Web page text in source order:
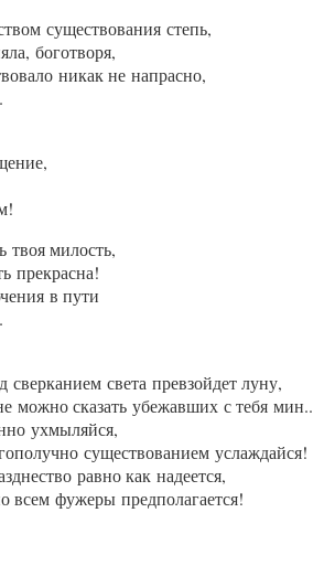
существования степь,
боготворя,
никак не напрасно,
твоя милость,
прекрасна!
в пути
света превзойдет луну,
можно сказать убежавших с тебя мин..
ухмыляйся,
существованием услаждайся!
равно как надеется,
всем фужеры предполагается!